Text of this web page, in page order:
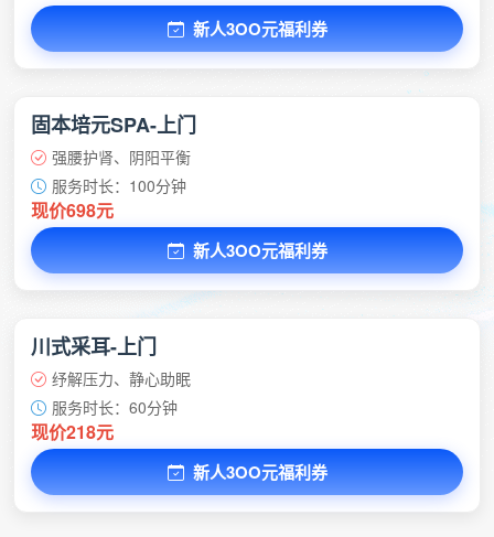
新人3OO元福利券
固本培元SPA-上门
强腰护肾、阴阳平衡
服务时长：100分钟
现价698元
新人3OO元福利券
川式采耳-上门
纾解压力、静心助眠
服务时长：60分钟
现价218元
新人3OO元福利券